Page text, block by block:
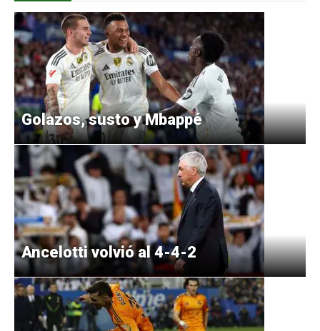
Golazos, susto y Mbappé
Ancelotti volvió al 4-4-2